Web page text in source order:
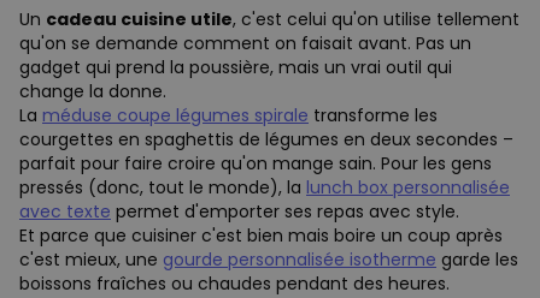
Un cadeau cuisine utile, c'est celui qu'on utilise tellement
qu'on se demande comment on faisait avant. Pas un
gadget qui prend la poussière, mais un vrai outil qui
change la donne.
La méduse coupe légumes spirale transforme les
courgettes en spaghettis de légumes en deux secondes –
parfait pour faire croire qu'on mange sain. Pour les gens
pressés (donc, tout le monde), la lunch box personnalisée
avec texte permet d'emporter ses repas avec style.
Et parce que cuisiner c'est bien mais boire un coup après
c'est mieux, une gourde personnalisée isotherme garde les
boissons fraîches ou chaudes pendant des heures.